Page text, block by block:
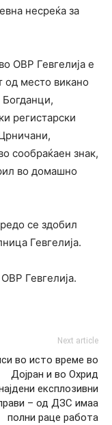
несреќа за
ОВР Гевгелија е
од место викано
регистарски
сообраќаен знак,
во домашно
се здобил
Гевгелија.
Гевгелија.
Next article
во исто време во
Дојран и во Охрид
експлозивни
– од ДЗС имаа
полни раце работа